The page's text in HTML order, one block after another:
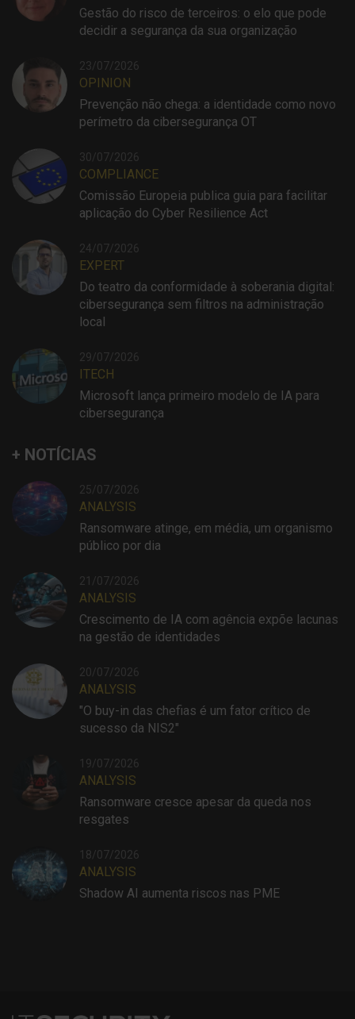
Gestão do risco de terceiros: o elo que pode
decidir a segurança da sua organização
23/07/2026
OPINION
Prevenção não chega: a identidade como novo
perímetro da cibersegurança OT
30/07/2026
COMPLIANCE
Comissão Europeia publica guia para facilitar
aplicação do Cyber Resilience Act
24/07/2026
EXPERT
Do teatro da conformidade à soberania digital:
cibersegurança sem filtros na administração
local
29/07/2026
ITECH
Microsoft lança primeiro modelo de IA para
cibersegurança
+ NOTÍCIAS
25/07/2026
ANALYSIS
Ransomware atinge, em média, um organismo
público por dia
21/07/2026
ANALYSIS
Crescimento de IA com agência expõe lacunas
na gestão de identidades
20/07/2026
ANALYSIS
"O buy-in das chefias é um fator crítico de
sucesso da NIS2"
19/07/2026
ANALYSIS
Ransomware cresce apesar da queda nos
resgates
18/07/2026
ANALYSIS
Shadow AI aumenta riscos nas PME